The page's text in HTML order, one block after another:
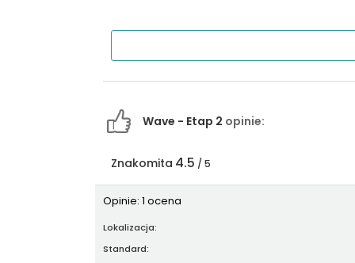
Wave - Etap 2 opinie:
Znakomita 4.5 / 5
Opinie: 1 ocena
Lokalizacja:
Standard: